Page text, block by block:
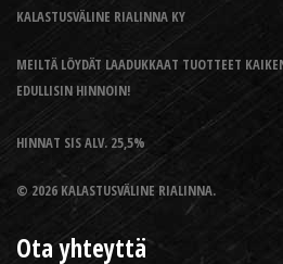
KALASTUSVÄLINE RIALINNA KY
MEILTÄ LÖYDÄT LAADUKKAAT TUOTTEET
EDULLISIN HINNOIN!
HINNAT SIS ALV. 25,5%
© 2026 KALASTUSVÄLINE RIALINNA.
Ota yhteyttä